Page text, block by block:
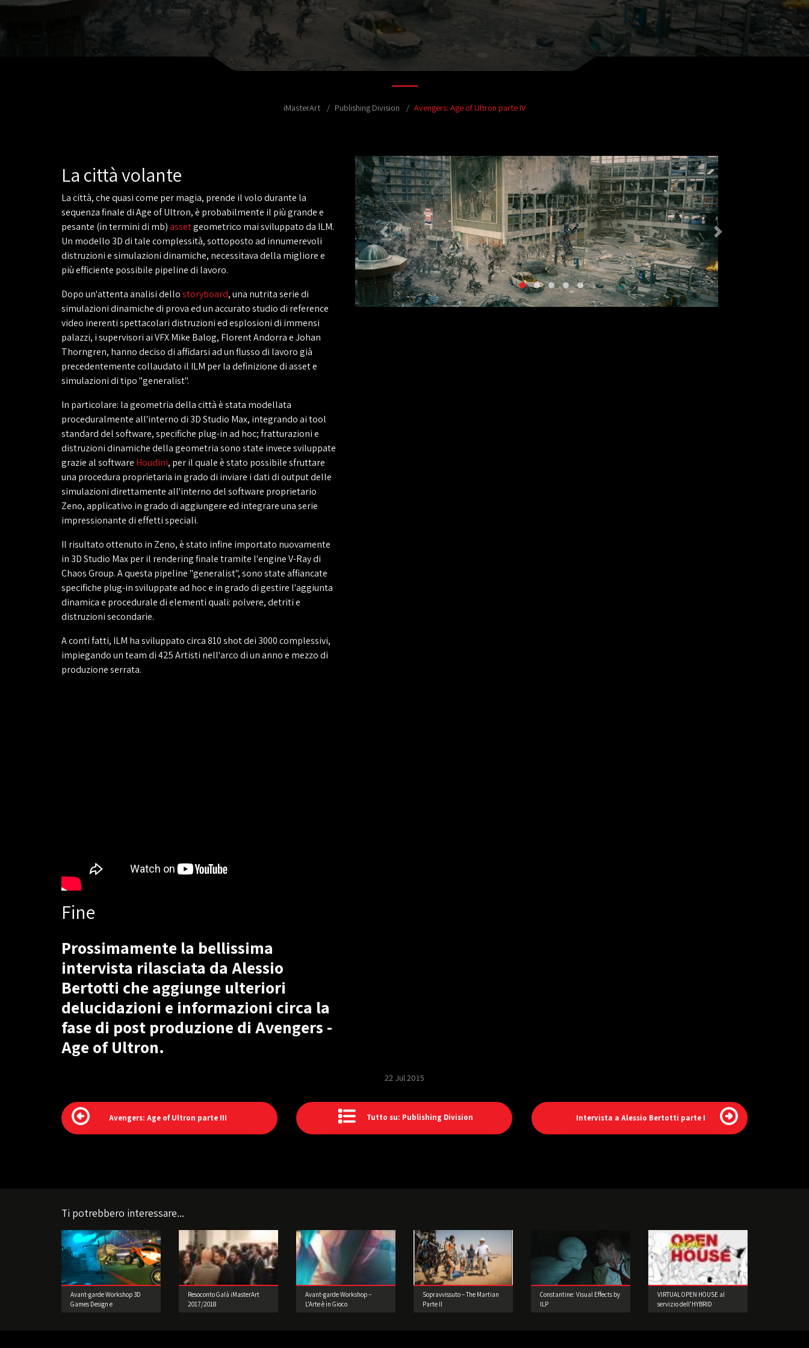
iMasterArt Publishing Division Avengers: Age of Ultron parte IV
La città volante
La città, che quasi come per magia, prende il volo durante la
sequenza finale di Age of Ultron, è probabilmente il più grande e
pesante (in termini di mb)assetgeometrico mai sviluppato da ILM.
Un modello 3D di tale complessità, sottoposto ad innumerevoli
distruzioni e simulazioni dinamiche, necessitava della migliore e
più efficiente possibile pipeline di lavoro.
Dopo un'attenta analisi dellostoryboard, una nutrita serie di
simulazioni dinamiche di prova ed un accurato studio di reference
video inerenti spettacolari distruzioni ed esplosioni di immensi
palazzi, i supervisori ai VFX Mike Balog, Florent Andorra e Johan
Thorngren, hanno deciso di affidarsi ad un flusso di lavoro già
precedentemente collaudato il ILM per la definizione di asset e
simulazioni di tipo "generalist".
In particolare: la geometria della città è stata modellata
proceduralmente all'interno di 3D Studio Max, integrando ai tool
standard del software, specifiche plug-in ad hoc; fratturazioni e
distruzioni dinamiche della geometria sono state invece sviluppate
grazie al software Houdini, per il quale è stato possibile sfruttare
una procedura proprietaria in grado di inviare i dati di output delle
simulazioni direttamente all'interno del software proprietario
Zeno, applicativo in grado di aggiungere ed integrare una serie
impressionante di effetti speciali.
Il risultato ottenuto in Zeno, è stato infine importato nuovamente
in 3D Studio Max per il rendering finale tramite l'engine V-Ray di
Chaos Group. A questa pipeline "generalist", sono state affiancate
specifiche plug-in sviluppate ad hoc e in grado di gestire l'aggiunta
dinamica e procedurale di elementi quali: polvere, detriti e
distruzioni secondarie.
A conti fatti, ILM ha sviluppato circa 810 shot dei 3000 complessivi,
impiegando un team di 425 Artisti nell'arco di un anno e mezzo di
produzione serrata.
Fine
Prossimamente la bellissima
intervista rilasciata da Alessio
Bertotti che aggiunge ulteriori
delucidazioni e informazioni circa la
fase di post produzione di Avengers -
Age of Ultron.
22 Jul 2015
Avengers: Age of Ultron parte III Tutto su: Publishing Division Intervista a Alessio Bertotti parte I
Ti potrebbero interessare...
Avant-garde Workshop 3D
Games Design e
Resoconto Galà iMasterArt
2017/2018
Avant-garde Workshop –
L’Arte è in Gioco
Sopravvissuto – The Martian
Parte II
Constantine: Visual Effects by
ILP
VIRTUAL OPEN HOUSE al
servizio dell’HYBRID